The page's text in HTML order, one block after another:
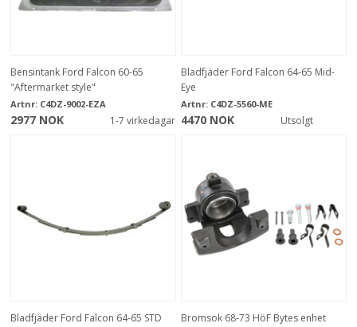
Bensintank Ford Falcon 60-65
"Aftermarket style"
Artnr: C4DZ-9002-EZA
2977 NOK 1-7 virkedagar
Bladfjäder Ford Falcon 64-65 Mid-
Eye
Artnr: C4DZ-5560-ME
4470 NOK Utsolgt
Bladfjäder Ford Falcon 64-65 STD Bromsok 68-73 HöF Bytes enhet